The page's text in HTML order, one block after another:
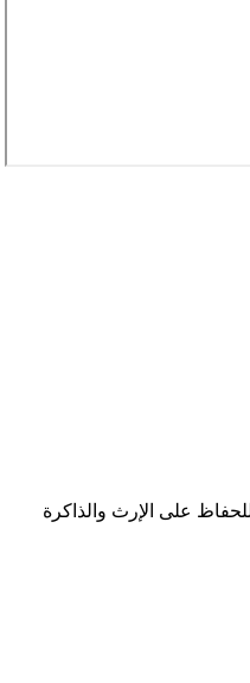
على الإرث والذاكرة